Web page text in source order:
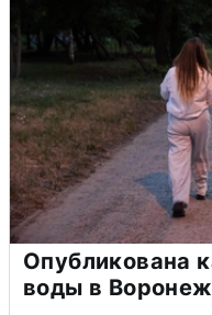
Опубликована
воды в